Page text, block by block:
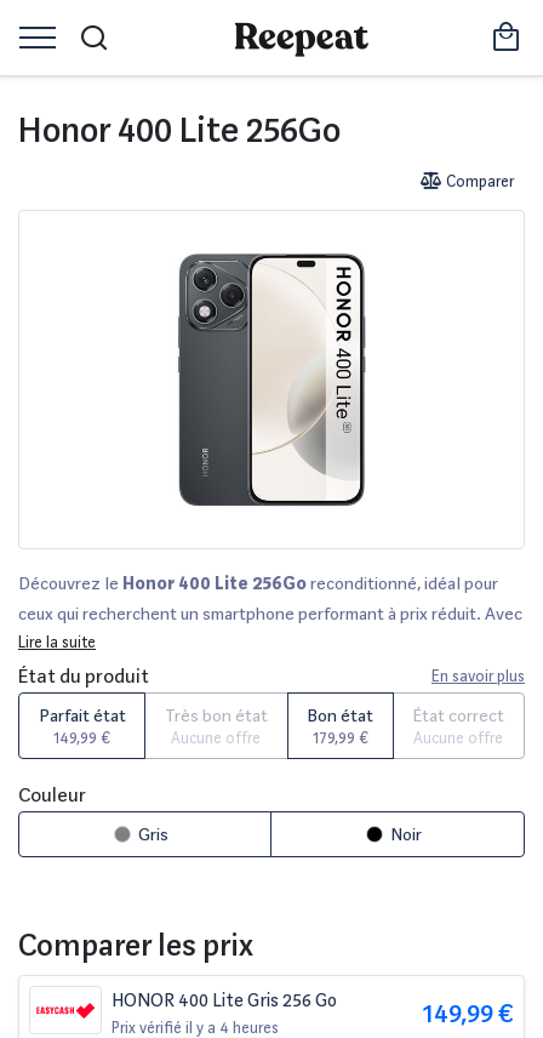
Honor 400 Lite 256Go
Comparer
Découvrez le Honor 400 Lite 256Goreconditionné, idéal pour
ceux qui recherchent un smartphone performant à prix réduit. Avec
sa capacité de
pour toutes vos photos et applications. Ce modèle est
soigneusement vérifié par des experts et disponible en plusieurs
états cosmétiques, garantissant ainsi un choix adapté à vos
besoins et votre budget. Vous bénéficiez d’un délai de rétractation
de 14 jours et d'une garantie allant jusqu'à
vendeur. Comparez ce produit sur des plateformes réputées telles
que
Back Market
pour trouver l’offre qui vous
Lire la suite
État du produit En savoir plus
Parfait état
149,99 €
Très bon état
Aucune offre
Bon état
179,99 €
État correct
Aucune offre
Couleur
Gris Noir
Comparer les prix
HONOR 400 Lite Gris 256 Go
Prix vérifié il y a 4 heures 149,99 €